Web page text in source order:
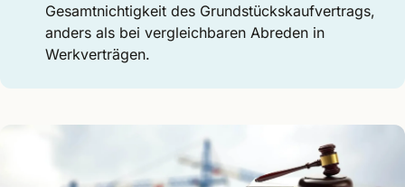
Gesamtnichtigkeit des Grundstückskaufvertrags,
anders als bei vergleichbaren Abreden in
Werkverträgen.